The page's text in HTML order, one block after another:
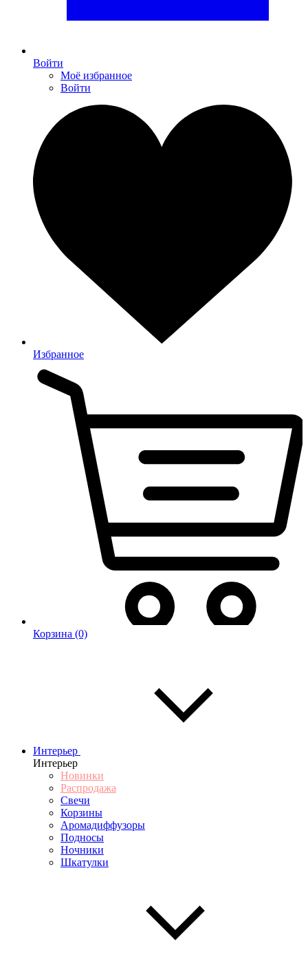
Войти
Моё избранное
Войти
Избранное
Корзина (0)
Интерьер
Интерьер
Новинки
Распродажа
Свечи
Корзины
Аромадиффузоры
Подносы
Ночники
Шкатулки